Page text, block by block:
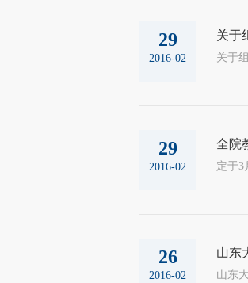
29
2016-02
关于
关于
29
2016-02
全院
定于3
26
2016-02
山东
山东